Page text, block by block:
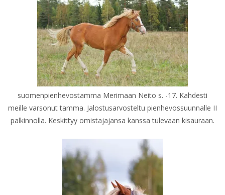
suomenpienhevostamma Merimaan Neito s. -17. Kahdesti
meille varsonut tamma. Jalostusarvosteltu pienhevossuunnalle II
palkinnolla. Keskittyy omistajajansa kanssa tulevaan kisauraan.